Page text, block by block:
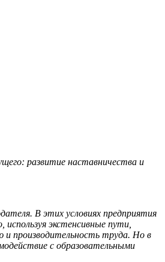
развитие наставничества и
В этих условиях предприятия
экстенсивные пути,
и производительность труда. Но в
с образовательными